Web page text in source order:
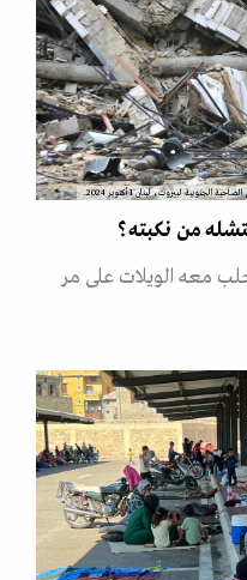
لبيروت، لبنان 1 أكتوبر 2024.
من نكبته؟
معه الويلات على مر